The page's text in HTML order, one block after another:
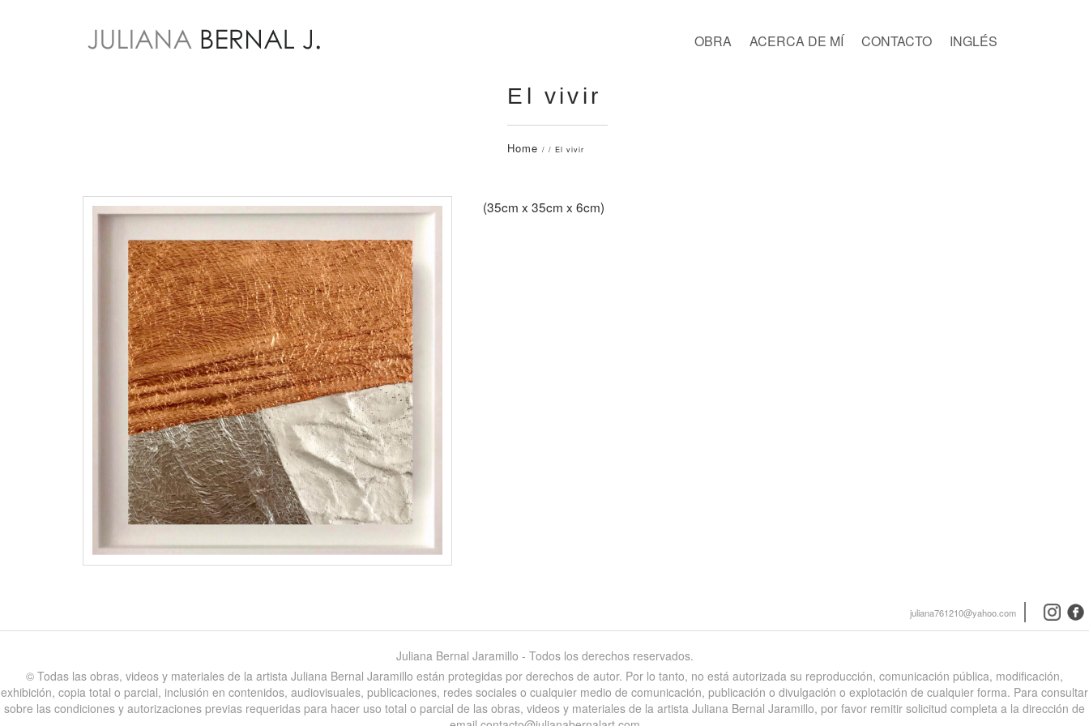
OBRA ACERCA DE MÍ CONTACTO INGLÉS
El vivir
Home/ / El vivir
(35cm x 35cm x 6cm)
juliana761210@yahoo.com
Juliana Bernal Jaramillo - Todos los derechos reservados.
©️ Todas las obras, videos y materiales de la artista Juliana Bernal Jaramillo están protegidas por derechos de autor. Por lo tanto, no está autorizada su reproducción, comunicación pública, modificación,
exhibición, copia total o parcial, inclusión en contenidos, audiovisuales, publicaciones, redes sociales o cualquier medio de comunicación, publicación o divulgación o explotación de cualquier forma. Para consultar
sobre las condiciones y autorizaciones previas requeridas para hacer uso total o parcial de las obras, videos y materiales de la artista Juliana Bernal Jaramillo, por favor remitir solicitud completa a la dirección de